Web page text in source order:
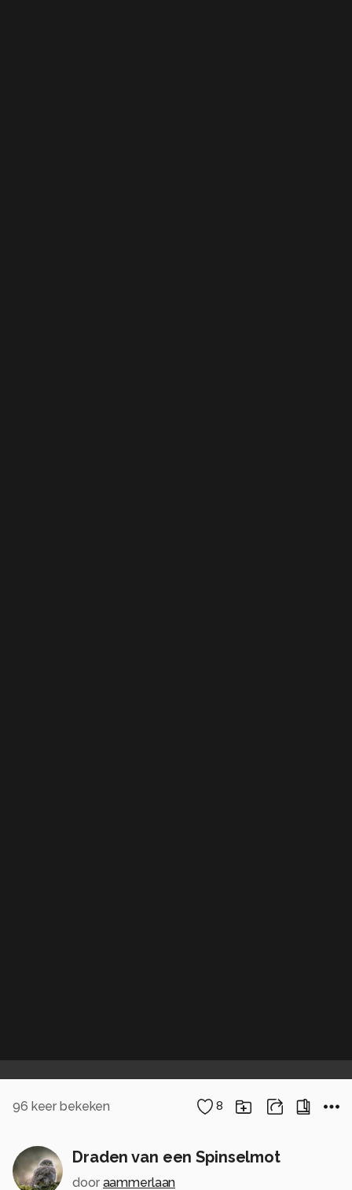
96 keer bekeken 8
Draden van een Spinselmot
door aammerlaan